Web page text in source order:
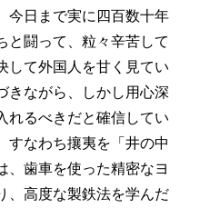
今日まで実に四百数十年
と闘って、粒々辛苦して
して外国人を甘く見てい
きながら、しかし用心深
れるべきだと確信してい
すなわち攘夷を「井の中
、歯車を使った精密なヨ
、高度な製鉄法を学んだ